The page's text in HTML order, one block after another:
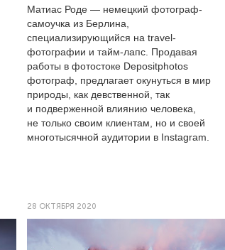
Матиас Роде — немецкий фотограф-
самоучка из Берлина,
специализирующийся на travel-
фотографии и тайм-лапс. Продавая
работы в фотостоке Depositphotos
фотограф, предлагает окунуться в мир
природы, как девственной, так
и подверженной влиянию человека,
не только своим клиентам, но и своей
многотысячной аудитории в Instagram.
28 ОКТЯБРЯ 2020